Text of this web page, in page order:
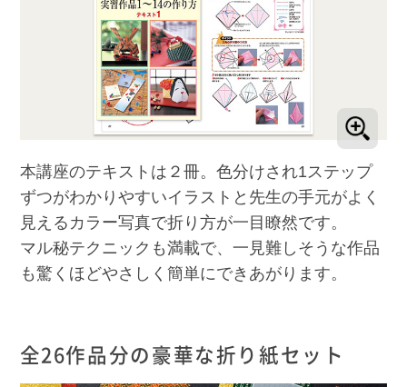
本講座のテキストは２冊。色分けされ1ステップ
ずつがわかりやすいイラストと先生の手元がよく
見えるカラー写真で折り方が一目瞭然です。
マル秘テクニックも満載で、一見難しそうな作品
も驚くほどやさしく簡単にできあがります。
全26作品分の豪華な折り紙セット